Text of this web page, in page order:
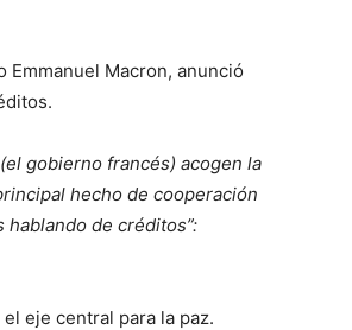
Macron, anunció
gobierno francés) acogen la
hecho de cooperación
de créditos”:
eje central para la paz.